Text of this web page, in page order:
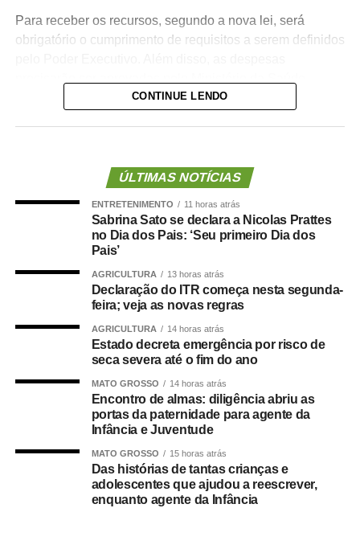
Para receber os recursos, segundo a nova lei, será
obrigatório o cumprimento de requisitos a serem definidos
A lei proíbe o uso dessas emendas para pagamento de
não seja relativo ao atendimento pré-hospitalar.
Com origem noProjeto de Lei Complementar (PLP)
, de autoria do deputado Guilherme Derrite (PP-
SP), a matéria foiaprovada no Senado em julho
citação da Agência Senado)
COMENTE ABAIXO:
CONTINUE LENDO
ÚLTIMAS NOTÍCIAS
ENTRETENIMENTO 11 horas atrás
Sabrina Sato se declara a Nicolas Prattes
no Dia dos Pais: ‘Seu primeiro Dia dos
Pais’
AGRICULTURA 13 horas atrás
Declaração do ITR começa nesta segunda-
feira; veja as novas regras
AGRICULTURA 14 horas atrás
Estado decreta emergência por risco de
seca severa até o fim do ano
MATO GROSSO 14 horas atrás
Encontro de almas: diligência abriu as
portas da paternidade para agente da
Infância e Juventude
MATO GROSSO 15 horas atrás
Das histórias de tantas crianças e
adolescentes que ajudou a reescrever,
enquanto agente da Infância